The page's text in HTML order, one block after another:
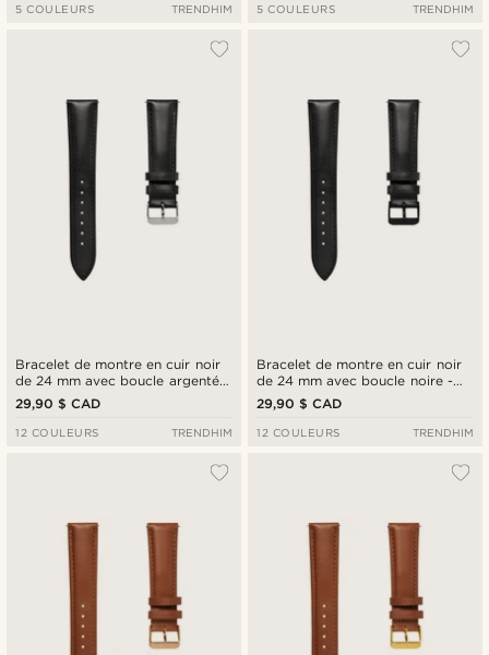
5 COULEURS TRENDHIM 5 COULEURS TRENDHIM
Bracelet de montre en cuir noir
de 24 mm avec boucle argentée
- Système de fixation rapide
29,90 $ CAD
12 COULEURS TRENDHIM
Bracelet de montre en cuir noir
de 24 mm avec boucle noire -
Système de fixation rapide
29,90 $ CAD
12 COULEURS TRENDHIM